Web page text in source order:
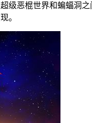
级恶棍世界和蝙蝠洞
。